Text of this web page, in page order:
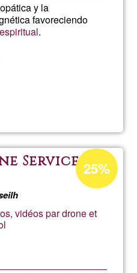
y la
favoreciendo
espiritual.
Services
vidéos par drone et
Porcentaje
de
aceptación
25%